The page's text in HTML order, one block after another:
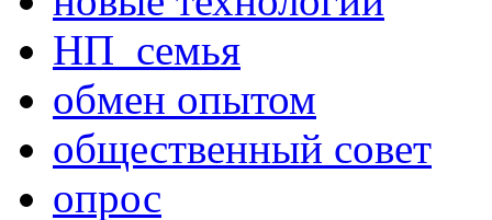
НП_семья
обмен опытом
общественный совет
опрос